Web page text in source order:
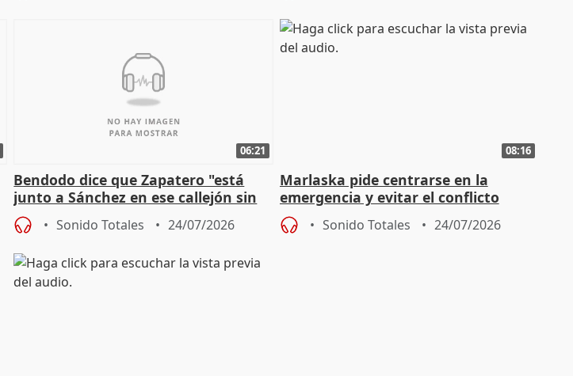
06:21
Bendodo dice que Zapatero "está
junto a Sánchez en ese callejón sin
salida
Sonido Totales 24/07/2026
08:16
Marlaska pide centrarse en la
emergencia y evitar el conflicto
político
Sonido Totales 24/07/2026